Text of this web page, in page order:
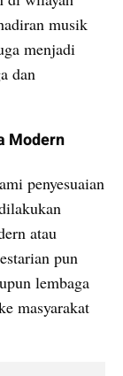
musik
menjadi
dan
Modern
penyesuaian
atau
pun
lembaga
masyarakat